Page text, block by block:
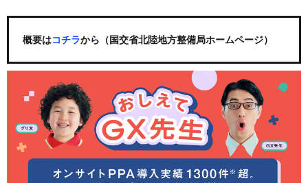
概要はコチラから（国交省北陸地方整備局ホームページ）